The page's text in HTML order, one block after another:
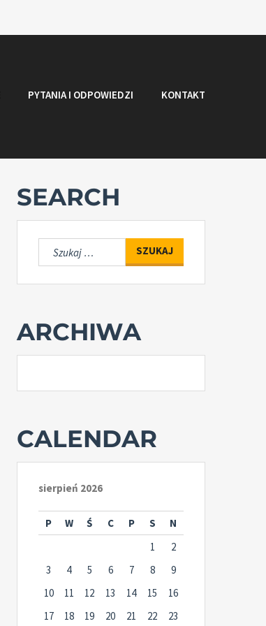
PYTANIA I ODPOWIEDZI KONTAKT
SEARCH
Szukaj:
ARCHIWA
CALENDAR
sierpień 2026
P W Ś C P S
N
1
2
3
4 5 6 7 8
9
10
11 12 13 14 15
16
17
18 19 20 21 22
23